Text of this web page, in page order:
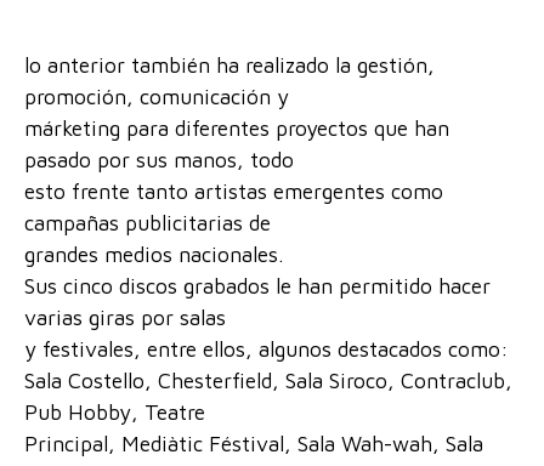
lo anterior también ha realizado la gestión,
promoción, comunicación y
márketing para diferentes proyectos que han
pasado por sus manos, todo
esto frente tanto artistas emergentes como
campañas publicitarias de
grandes medios nacionales.
Sus cinco discos grabados le han permitido hacer
varias giras por salas
y festivales, entre ellos, algunos destacados como:
Sala Costello, Chesterfield, Sala Siroco, Contraclub,
Pub Hobby, Teatre
Principal, Mediàtic Féstival, Sala Wah-wah, Sala